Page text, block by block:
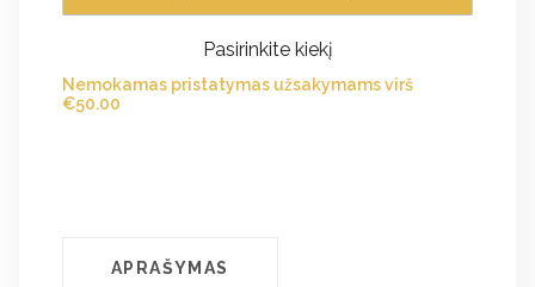
Nemokamas pristatymas užsakymams virš
€50.00
Pasirinkite kiekį
APRAŠYMAS